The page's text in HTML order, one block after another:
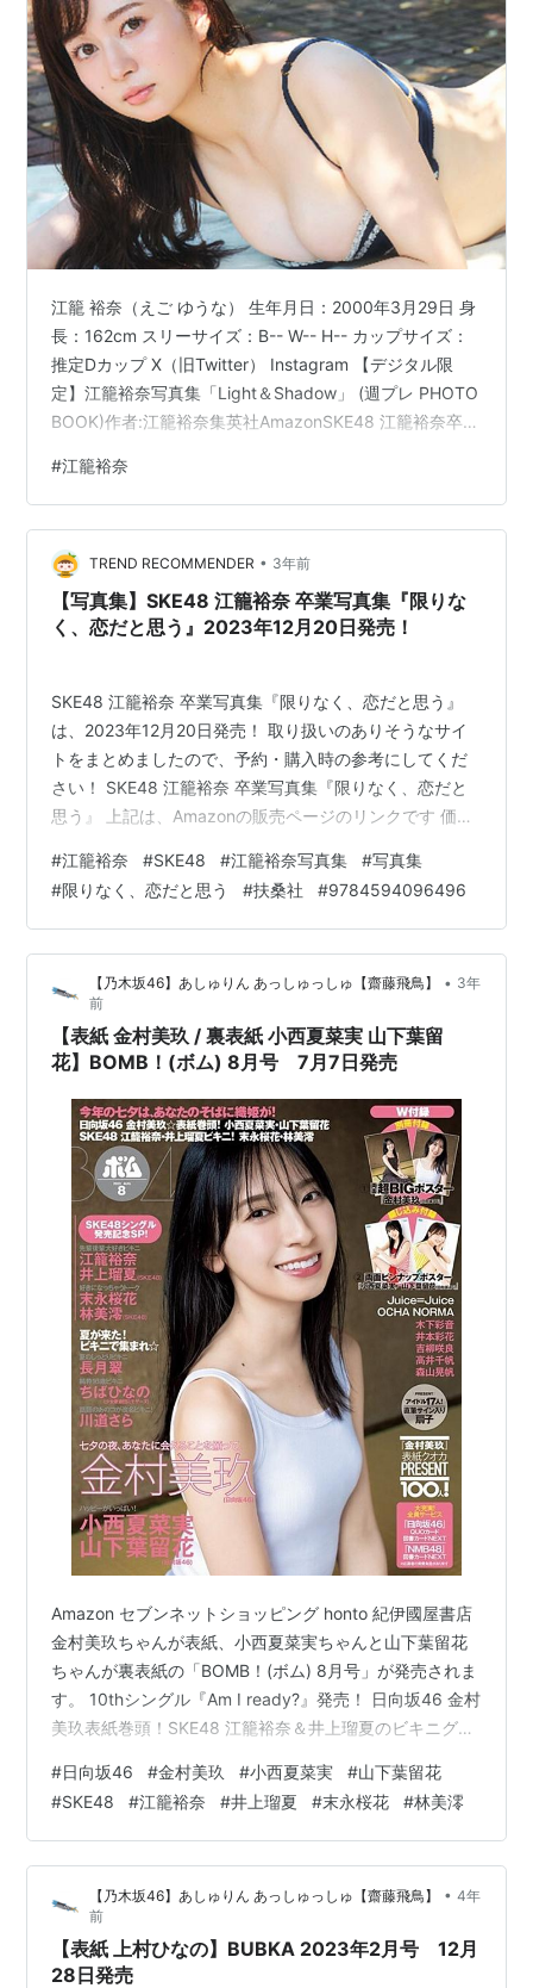
江籠 裕奈（えご ゆうな） 生年月日：2000年3月29日 身
長：162cm スリーサイズ：B-- W-- H-- カップサイズ：
推定Dカップ X（旧Twitter） Instagram 【デジタル限
定】江籠裕奈写真集「Light＆Shadow」 (週プレ PHOTO
BOOK)作者:江籠裕奈集英社AmazonSKE48 江籠裕奈卒業
Amazon【Amazon.co.jp 限定】SKE48 江籠裕奈1st写真
集「わがままな可愛さ」作者:江籠 裕奈扶桑社
AmazonSKE48 江籠裕奈1st写真集「わがままな可愛さ」
作者:江籠 裕奈扶桑社Ama…
#江籠裕奈
TREND RECOMMENDER • 3年前
【写真集】SKE48 江籠裕奈 卒業写真集『限りな
く、恋だと思う』2023年12月20日発売！
SKE48 江籠裕奈 卒業写真集『限りなく、恋だと思う』
は、2023年12月20日発売！ 取り扱いのありそうなサイ
トをまとめましたので、予約・購入時の参考にしてくだ
さい！ SKE48 江籠裕奈 卒業写真集『限りなく、恋だと
思う』 上記は、Amazonの販売ページのリンクです 価格
扶桑社 商品コード：9784594096496 限定カバー
HMV&BOOKS online セブンネットショッピング Amazon
e-hon HMV&BOOKS online 紀伊國屋書店ウェブストア
セブンネットショッピング タワーレコードオン…
#江籠裕奈 #SKE48 #江籠裕奈写真集 #写真集
#限りなく、恋だと思う #扶桑社 #9784594096496
【乃木坂46】あしゅりん あっしゅっしゅ【齋藤飛鳥】 • 3年
前
【表紙 金村美玖 / 裏表紙 小西夏菜実 山下葉留
花】BOMB！(ボム) 8月号 7月7日発売
Amazon セブンネットショッピング honto 紀伊國屋書店
金村美玖ちゃんが表紙、小西夏菜実ちゃんと山下葉留花
ちゃんが裏表紙の「BOMB！(ボム) 8月号」が発売されま
す。 10thシングル『Am I ready?』発売！ 日向坂46 金村
美玖表紙巻頭！SKE48 江籠裕奈＆井上瑠夏のビキニグラ
実・山下葉留花（日向坂46） ●ダブル付録１）両面超
BIGポスター（743mm×526mm）金村美玖（日向坂46）
２）両面ピンナップポスター小西夏菜実／山下葉留花
（日向坂46） ★７月26日（水）に10枚目のシングル
『Am I ready?』…
#日向坂46 #金村美玖 #小西夏菜実 #山下葉留花
#SKE48 #江籠裕奈 #井上瑠夏 #末永桜花 #林美澪
【乃木坂46】あしゅりん あっしゅっしゅ【齋藤飛鳥】 • 4年
前
【表紙 上村ひなの】BUBKA 2023年2月号 12月
28日発売